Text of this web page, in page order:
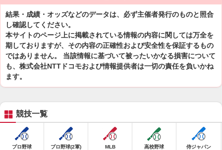
結果・成績・オッズなどのデータは、必ず主催者発行のものと照合
し確認してください。
本サイトのページ上に掲載されている情報の内容に関しては万全を
期しておりますが、その内容の正確性および安全性を保証するもの
ではありません。 当該情報に基づいて被ったいかなる損害について
も、株式会社NTTドコモおよび情報提供者は一切の責任を負いかね
ます。
競技一覧
プロ野球 プロ野球(2軍) MLB 高校野球 侍ジャパン